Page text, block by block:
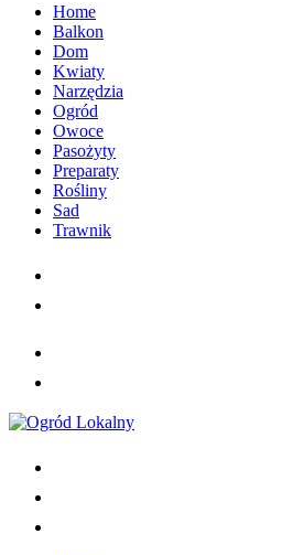
Home
Balkon
Dom
Kwiaty
Narzędzia
Ogród
Owoce
Pasożyty
Preparaty
Rośliny
Sad
Trawnik